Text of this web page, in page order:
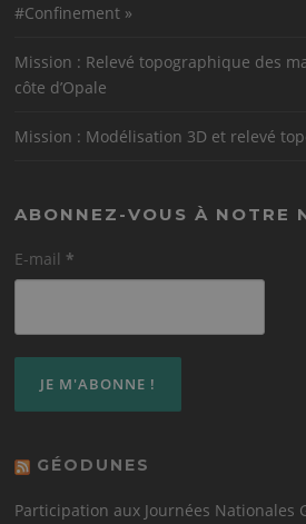
#Confinement »
Mission : Relevé topographique des
côte d’Opale
Mission : Modélisation 3D et relevé
ABONNEZ-VOUS À NOTRE
E-mail *
GÉODUNES
Participation aux Journées Nationales